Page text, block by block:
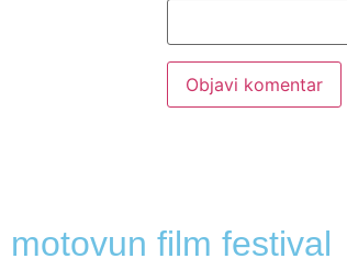
motovun film festival